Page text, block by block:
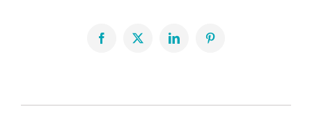
Facebook
X LinkedInPinterest